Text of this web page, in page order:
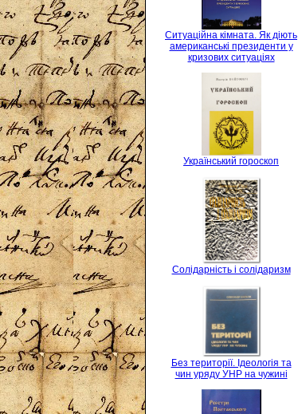
Ситуаційна кімната. Як діють
американські президенти у
кризових ситуаціях
Український гороскоп
Солідарність і солідаризм
Без території. Ідеологія та
чин уряду УНР на чужині